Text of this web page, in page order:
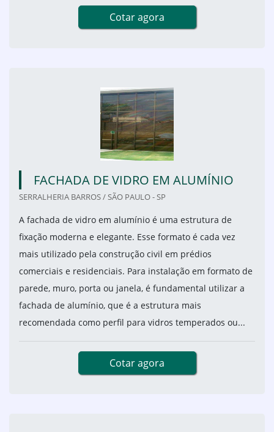
Cotar agora
FACHADA DE VIDRO EM ALUMÍNIO
SERRALHERIA BARROS / SÃO PAULO - SP
A fachada de vidro em alumínio é uma estrutura de
fixação moderna e elegante. Esse formato é cada vez
mais utilizado pela construção civil em prédios
comerciais e residenciais. Para instalação em formato de
parede, muro, porta ou janela, é fundamental utilizar a
fachada de alumínio, que é a estrutura mais
recomendada como perfil para vidros temperados ou...
Cotar agora